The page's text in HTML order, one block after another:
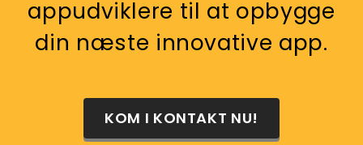
appudviklere til at opbygge
din næste innovative app.
KOM I KONTAKT NU!